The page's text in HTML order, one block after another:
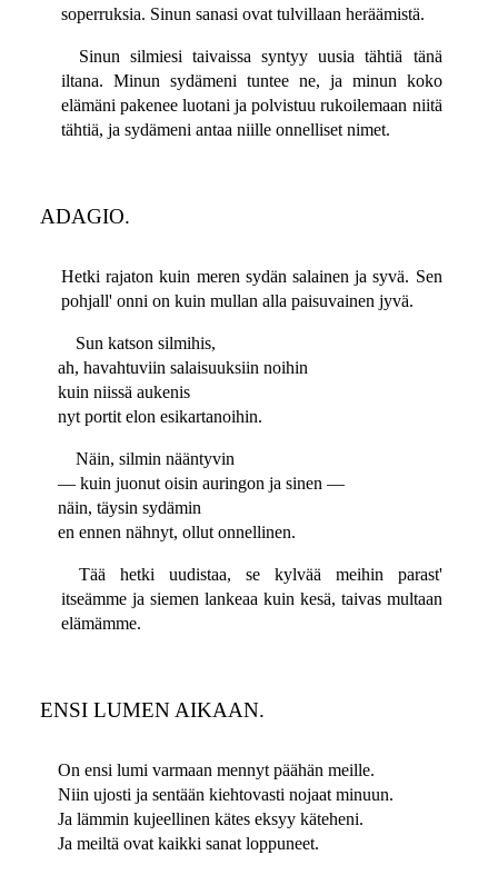
soperruksia. Sinun sanasi ovat tulvillaan heräämistä.
Sinun silmiesi taivaissa syntyy uusia tähtiä tänä
iltana. Minun sydämeni tuntee ne, ja minun koko
elämäni pakenee luotani ja polvistuu rukoilemaan niitä
tähtiä, ja sydämeni antaa niille onnelliset nimet.
ADAGIO.
Hetki rajaton kuin meren sydän salainen ja syvä. Sen
pohjall' onni on kuin mullan alla paisuvainen jyvä.
Sun katson silmihis,
ah, havahtuviin salaisuuksiin noihin
kuin niissä aukenis
nyt portit elon esikartanoihin.
Näin, silmin nääntyvin
— kuin juonut oisin auringon ja sinen —
näin, täysin sydämin
en ennen nähnyt, ollut onnellinen.
Tää hetki uudistaa, se kylvää meihin parast'
itseämme ja siemen lankeaa kuin kesä, taivas multaan
elämämme.
ENSI LUMEN AIKAAN.
On ensi lumi varmaan mennyt päähän meille.
Niin ujosti ja sentään kiehtovasti nojaat minuun.
Ja lämmin kujeellinen kätes eksyy käteheni.
Ja meiltä ovat kaikki sanat loppuneet.